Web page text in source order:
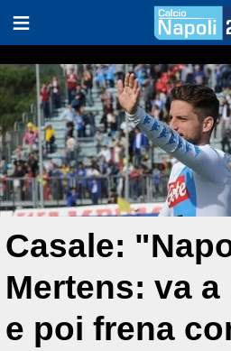
Casale:
Mertens: va
e poi frena